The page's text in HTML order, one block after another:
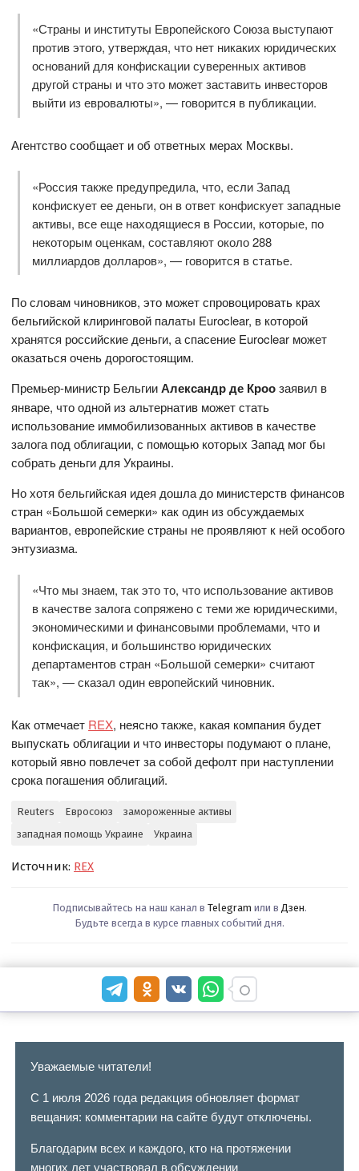
«Страны и институты Европейского Союза выступают
против этого, утверждая, что нет никаких юридических
оснований для конфискации суверенных активов
другой страны и что это может заставить инвесторов
выйти из евровалюты», — говорится в публикации.
Агентство сообщает и об ответных мерах Москвы.
«Россия также предупредила, что, если Запад
конфискует ее деньги, он в ответ конфискует западные
активы, все еще находящиеся в России, которые, по
некоторым оценкам, составляют около 288
миллиардов долларов», — говорится в статье.
По словам чиновников, это может спровоцировать крах
бельгийской клиринговой палаты Euroclear, в которой
хранятся российские деньги, а спасение Euroclear может
оказаться очень дорогостоящим.
Премьер-министр БельгииАлександр де Кроозаявил в
январе, что одной из альтернатив может стать
использование иммобилизованных активов в качестве
залога под облигации, с помощью которых Запад мог бы
собрать деньги для Украины.
Но хотя бельгийская идея дошла до министерств финансов
стран «Большой семерки» как один из обсуждаемых
вариантов, европейские страны не проявляют к ней особого
энтузиазма.
«Что мы знаем, так это то, что использование активов
в качестве залога сопряжено с теми же юридическими,
экономическими и финансовыми проблемами, что и
конфискация, и большинство юридических
департаментов стран «Большой семерки» считают
так», — сказал один европейский чиновник.
Как отмечает REX, неясно также, какая компания будет
выпускать облигации и что инвесторы подумают о плане,
который явно повлечет за собой дефолт при наступлении
срока погашения облигаций.
Reuters Евросоюз
замороженные активы
западная помощь Украине
Украина
Источник: REX
Подписывайтесь на наш канал в Telegram или в Дзен.
Будьте всегда в курсе главных событий дня.
Уважаемые читатели!
С 1 июля 2026 года редакция обновляет формат
вещания: комментарии на сайте будут отключены.
Благодарим всех и каждого, кто на протяжении
многих лет участвовал в обсуждении